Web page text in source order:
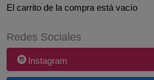
El carrito de la compra está vacío
Redes Sociales
Instagram